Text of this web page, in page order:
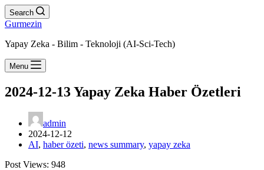
Search
Gurmezin
Yapay Zeka - Bilim - Teknoloji (AI-Sci-Tech)
Menu
2024-12-13 Yapay Zeka Haber Özetleri
admin
2024-12-12
AI, haber özeti, news summary, yapay zeka
Post Views: 948